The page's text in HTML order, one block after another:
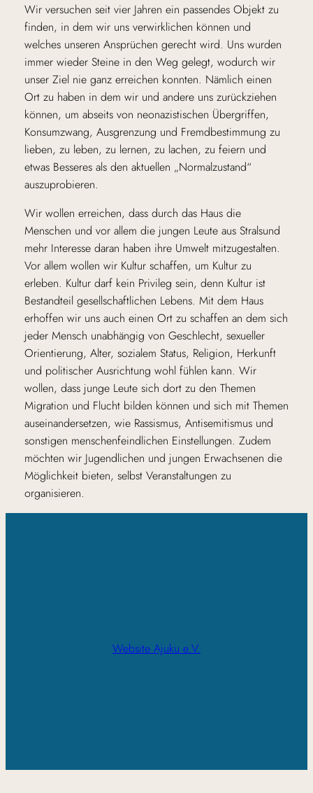
Wir versuchen seit vier Jahren ein passendes Objekt zu
finden, in dem wir uns verwirklichen können und
welches unseren Ansprüchen gerecht wird. Uns wurden
immer wieder Steine in den Weg gelegt, wodurch wir
unser Ziel nie ganz erreichen konnten. Nämlich einen
Ort zu haben in dem wir und andere uns zurückziehen
können, um abseits von neonazistischen Übergriffen,
Konsumzwang, Ausgrenzung und Fremdbestimmung zu
lieben, zu leben, zu lernen, zu lachen, zu feiern und
etwas Besseres als den aktuellen „Normalzustand“
auszuprobieren.
Wir wollen erreichen, dass durch das Haus die
Menschen und vor allem die jungen Leute aus Stralsund
mehr Interesse daran haben ihre Umwelt mitzugestalten.
Vor allem wollen wir Kultur schaffen, um Kultur zu
erleben. Kultur darf kein Privileg sein, denn Kultur ist
Bestandteil gesellschaftlichen Lebens. Mit dem Haus
erhoffen wir uns auch einen Ort zu schaffen an dem sich
jeder Mensch unabhängig von Geschlecht, sexueller
Orientierung, Alter, sozialem Status, Religion, Herkunft
und politischer Ausrichtung wohl fühlen kann. Wir
wollen, dass junge Leute sich dort zu den Themen
Migration und Flucht bilden können und sich mit Themen
auseinandersetzen, wie Rassismus, Antisemitismus und
sonstigen menschenfeindlichen Einstellungen. Zudem
möchten wir Jugendlichen und jungen Erwachsenen die
Möglichkeit bieten, selbst Veranstaltungen zu
organisieren.
Website Ajuku e.V.